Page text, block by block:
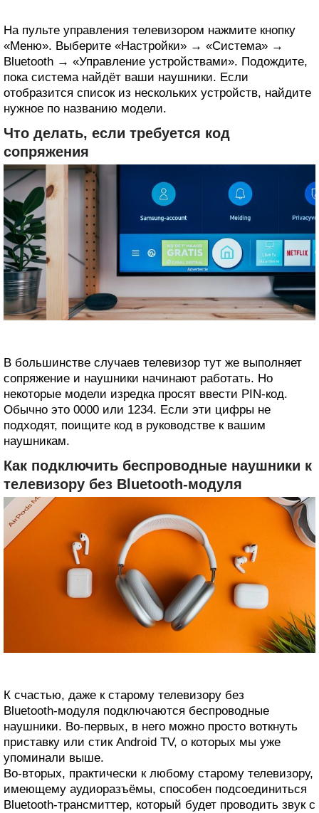
На пульте управления телевизором нажмите кнопку
«Меню». Выберите «Настройки» → «Система» →
Bluetooth → «Управление устройствами». Подождите,
пока система найдёт ваши наушники. Если
отобразится список из нескольких устройств, найдите
нужное по названию модели.
Что делать, если требуется код
сопряжения
В большинстве случаев телевизор тут же выполняет
сопряжение и наушники начинают работать. Но
некоторые модели изредка просят ввести PIN‑код.
Обычно это 0000 или 1234. Если эти цифры не
подходят, поищите код в руководстве к вашим
наушникам.
Как подключить беспроводные наушники к
телевизору без Bluetooth‑модуля
К счастью, даже к старому телевизору без
Bluetooth‑модуля подключаются беспроводные
наушники. Во‑первых, в него можно просто воткнуть
приставку или стик Android TV, о которых мы уже
упоминали выше.
Во‑вторых, практически к любому старому телевизору,
имеющему аудиоразъёмы, способен подсоединиться
Bluetooth‑трансмиттер, который будет проводить звук с